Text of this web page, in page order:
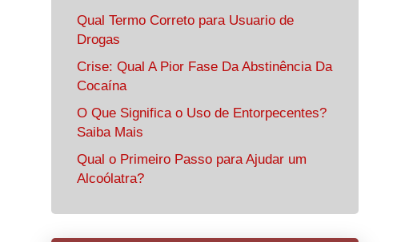
Qual Termo Correto para Usuario de
Drogas
Crise: Qual A Pior Fase Da Abstinência Da
Cocaína
O Que Significa o Uso de Entorpecentes?
Saiba Mais
Qual o Primeiro Passo para Ajudar um
Alcoólatra?